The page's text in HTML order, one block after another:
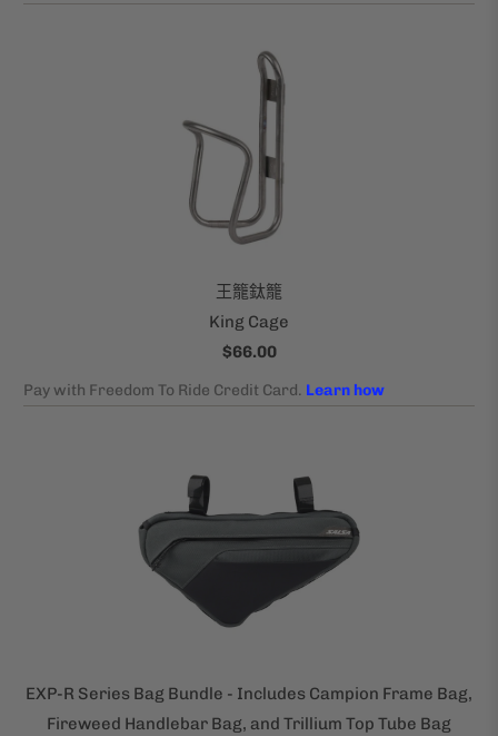
王籠鈦籠
King Cage
$66.00
EXP-R Series Bag Bundle - Includes Campion Frame Bag,
Fireweed Handlebar Bag, and Trillium Top Tube Bag